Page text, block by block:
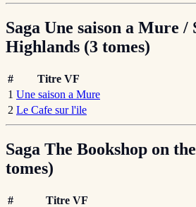
Saga Une saison a Mure /
Highlands (3 tomes)
#
Titre VF
1 Une saison a Mure
2 Le Cafe sur l'ile
Saga The Bookshop on
tomes)
#
Titre VF